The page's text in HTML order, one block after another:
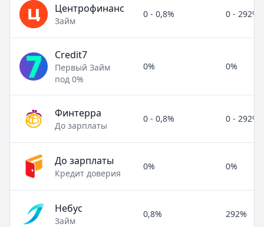
Центрофинанс
Займ
0 - 0,8% 0 - 292%
Credit7
Первый Займ
под 0%
0% 0%
Финтерра
До зарплаты
0 - 0,8% 0 - 292%
До зарплаты
Кредит доверия
0% 0%
Небус
Займ
0,8% 292%